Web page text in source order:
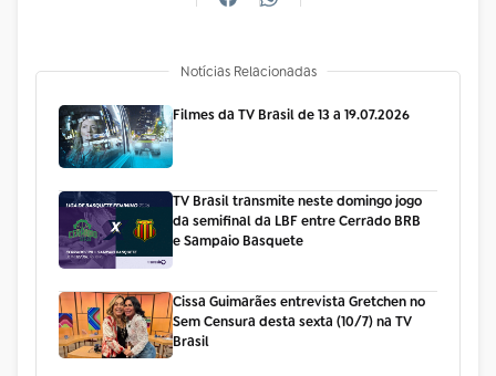
Notícias Relacionadas
Filmes da TV Brasil de 13 a 19.07.2026
TV Brasil transmite neste domingo jogo
da semifinal da LBF entre Cerrado BRB
e Sampaio Basquete
Cissa Guimarães entrevista Gretchen no
Sem Censura desta sexta (10/7) na TV
Brasil